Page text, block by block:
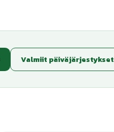
Valmiit päiväjärjestykset